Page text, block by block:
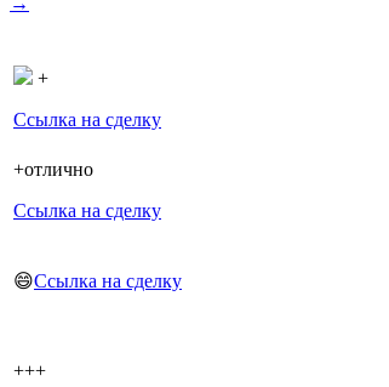
+
Ссылка на сделку
+отлично
Ссылка на сделку
😄Ссылка на сделку
+++